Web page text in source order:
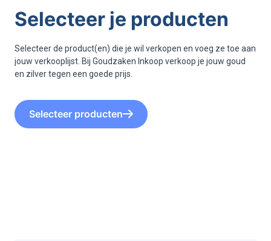
Selecteer je producten
Selecteer de product(en) die je wil verkopen en voeg ze toe aan
jouw verkooplijst. Bij Goudzaken Inkoop verkoop je jouw goud
en zilver tegen een goede prijs.
Selecteer producten